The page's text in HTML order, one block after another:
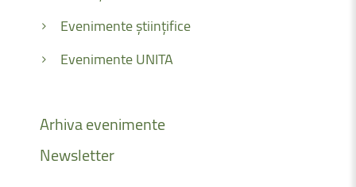
Evenimente științifice
Evenimente UNITA
Arhivaevenimente
Newsletter